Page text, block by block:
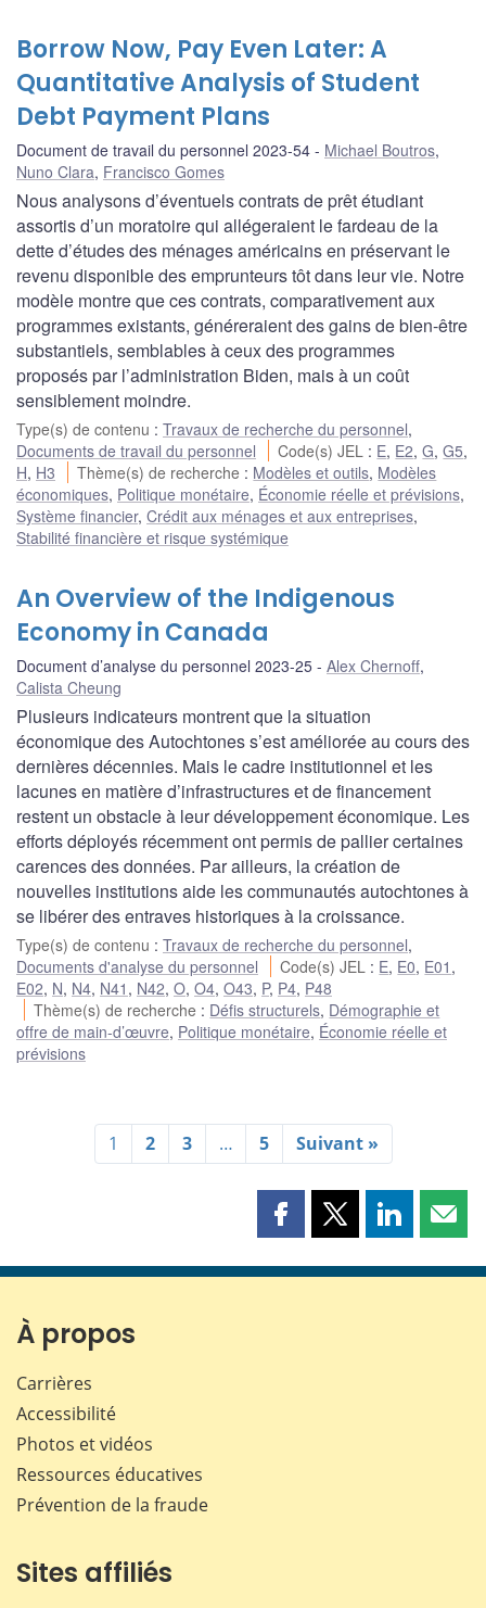
Borrow Now, Pay Even Later: A
Quantitative Analysis of Student
Debt Payment Plans
Document de travail du personnel 2023-54 Michael Boutros,
Nuno Clara, Francisco Gomes
Nous analysons d’éventuels contrats de prêt étudiant
assortis d’un moratoire qui allégeraient le fardeau de la
dette d’études des ménages américains en préservant le
revenu disponible des emprunteurs tôt dans leur vie. Notre
modèle montre que ces contrats, comparativement aux
programmes existants, généreraient des gains de bien-être
substantiels, semblables à ceux des programmes
proposés par l’administration Biden, mais à un coût
sensiblement moindre.
Type(s) de contenu : Travaux de recherche du personnel,
Documents de travail du personnel
Code(s) JEL : E, E2,G,G5,
H, H3 Thème(s) de recherche : Modèles et outils, Modèles
économiques, Politique monétaire, Économie réelle et prévisions,
Système financier, Crédit aux ménages et aux entreprises,
Stabilité financière et risque systémique
An Overview of the Indigenous
Economy in Canada
Document d’analyse du personnel 2023-25 Alex Chernoff,
Calista Cheung
Plusieurs indicateurs montrent que la situation
économique des Autochtones s’est améliorée au cours des
dernières décennies. Mais le cadre institutionnel et les
lacunes en matière d’infrastructures et de financement
restent un obstacle à leur développement économique. Les
efforts déployés récemment ont permis de pallier certaines
carences des données. Par ailleurs, la création de
nouvelles institutions aide les communautés autochtones à
se libérer des entraves historiques à la croissance.
Type(s) de contenu : Travaux de recherche du personnel,
Documents d'analyse du personnel
Code(s) JEL : E, E0, E01 ,
E02, N, N4, N41 , N42, O, O4, O43, P, P4, P48
Thème(s) de recherche : Défis structurels, Démographie et
offre de main-d’œuvre, Politique monétaire, Économie réelle et
prévisions
1 2 3 … 5 Suivant »
Partager
page
Partager
page
Partager
page page
À propos
Carrières
Accessibilité
Photos et vidéos
Ressources éducatives
Prévention de la fraude
Sites affiliés